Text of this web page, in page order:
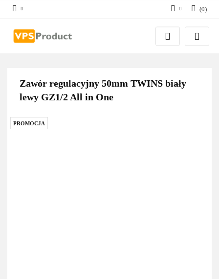
Zaloguj się
Zarejestruj się
(0)
Zawór regulacyjny 50mm TWINS biały
lewy GZ1/2 All in One
PROMOCJA